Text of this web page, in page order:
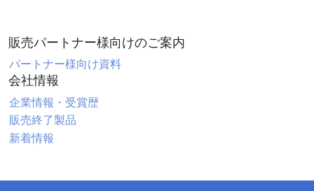
販売パートナー様向けのご案内
パートナー様向け資料
会社情報
企業情報・受賞歴
販売終了製品
新着情報